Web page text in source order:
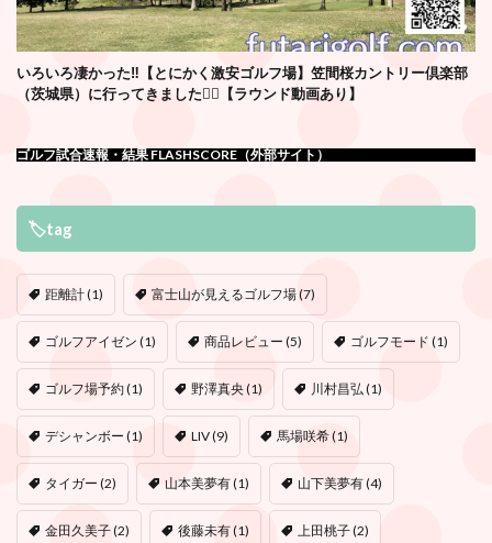
いろいろ凄かった‼️【とにかく激安ゴルフ場】笠間桜カントリー倶楽部
（茨城県）に行ってきました🏌️‍♂️【ラウンド動画あり】
ゴルフ試合速報・結果 FLASHSCORE（外部サイト）
🏷tag
距離計(1) 富士山が見えるゴルフ場(7)
ゴルフアイゼン (1) 商品レビュー (5) ゴルフモード (1)
ゴルフ場予約(1) 野澤真央(1) 川村昌弘(1)
デシャンボー (1) LIV(9) 馬場咲希(1)
タイガー (2) 山本美夢有(1) 山下美夢有(4)
金田久美子(2) 後藤未有(1) 上田桃子(2)